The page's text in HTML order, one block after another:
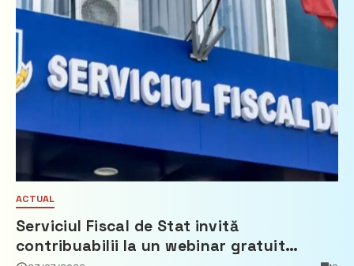
ACTUAL
Serviciul Fiscal de Stat invită
contribuabilii la un webinar gratuit